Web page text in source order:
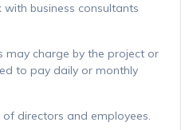
business consultants
may charge by the project or
to pay daily or monthly
directors and employees.